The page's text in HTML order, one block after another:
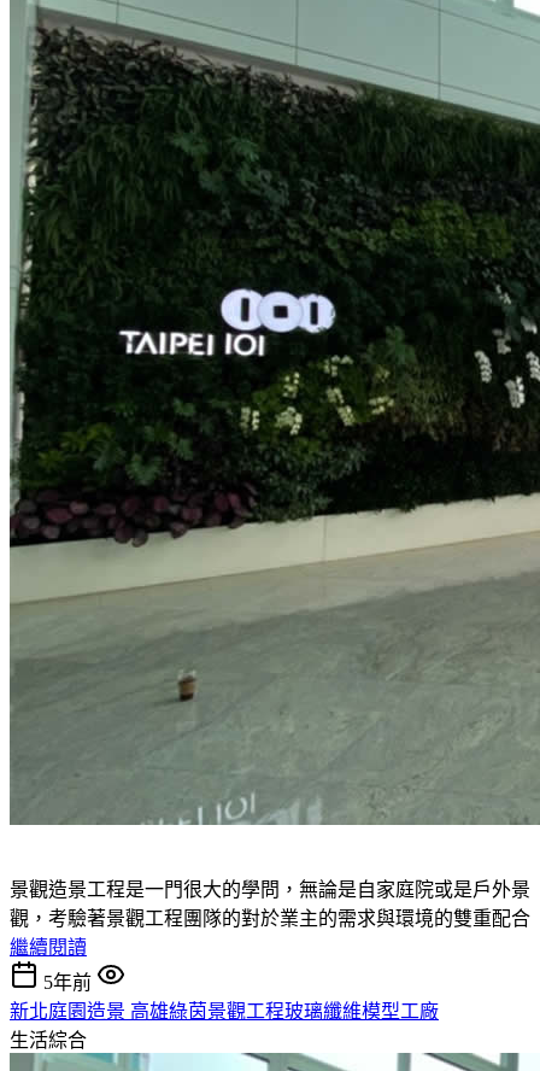
景觀造景工程是一門很大的學問，無論是自家庭院或是戶外景
觀，考驗著景觀工程團隊的對於業主的需求與環境的雙重配合
繼續閱讀
5年前
新北庭園造景 高雄綠茵景觀工程玻璃纖維模型工廠
生活綜合